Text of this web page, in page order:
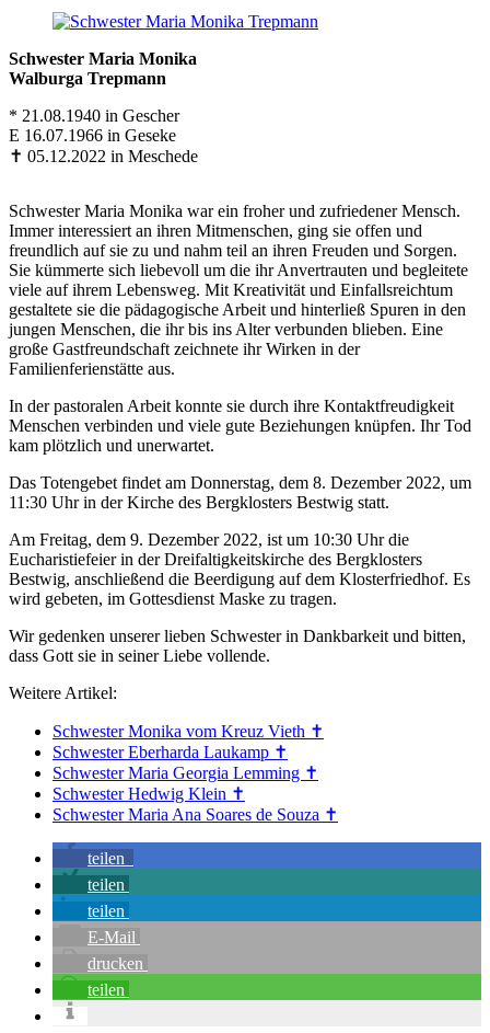
Schwester Maria Monika
Walburga Trepmann
* 21.08.1940 in Gescher
E 16.07.1966 in Geseke
✝ 05.12.2022 in Meschede
Schwester Maria Monika war ein froher und zufriedener Mensch.
Immer interessiert an ihren Mitmenschen, ging sie offen und
freundlich auf sie zu und nahm teil an ihren Freuden und Sorgen.
Sie kümmerte sich liebevoll um die ihr Anvertrauten und begleitete
viele auf ihrem Lebensweg. Mit Kreativität und Einfallsreichtum
gestaltete sie die pädagogische Arbeit und hinterließ Spuren in den
jungen Menschen, die ihr bis ins Alter verbunden blieben. Eine
große Gastfreundschaft zeichnete ihr Wirken in der
Familienferienstätte aus.
In der pastoralen Arbeit konnte sie durch ihre Kontaktfreudigkeit
Menschen verbinden und viele gute Beziehungen knüpfen. Ihr Tod
kam plötzlich und unerwartet.
Das Totengebet findet am Donnerstag, dem 8. Dezember 2022, um
11:30 Uhr in der Kirche des Bergklosters Bestwig statt.
Am Freitag, dem 9. Dezember 2022, ist um 10:30 Uhr die
Eucharistiefeier in der Dreifaltigkeitskirche des Bergklosters
Bestwig, anschließend die Beerdigung auf dem Klosterfriedhof. Es
wird gebeten, im Gottesdienst Maske zu tragen.
Wir gedenken unserer lieben Schwester in Dankbarkeit und bitten,
dass Gott sie in seiner Liebe vollende.
Weitere Artikel:
Schwester Monika vom Kreuz Vieth ✝︎
Schwester Eberharda Laukamp ✝
Schwester Maria Georgia Lemming ✝︎
Schwester Hedwig Klein ✝︎
Schwester Maria Ana Soares de Souza ✝︎
teilen
teilen
teilen
E-Mail
drucken
teilen